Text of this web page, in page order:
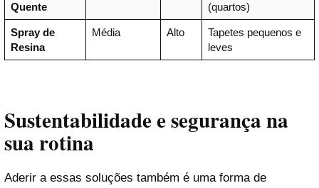
Quente
(quartos)
Spray de
Resina
Média Alto
Tapetes pequenos e
leves
Sustentabilidade e segurança na
sua rotina
Aderir a essas soluções também é uma forma de